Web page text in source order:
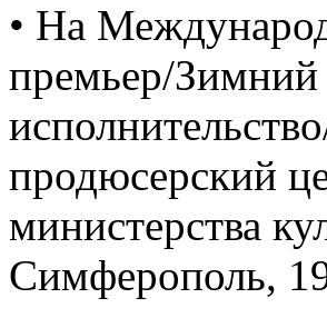
• На
премьер/Зимний
продюсерский
министерства
Симферополь,